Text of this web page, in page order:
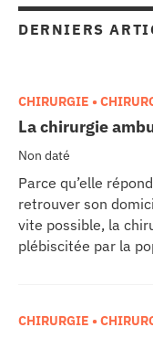
au CHU
& patrimoine
écologique
DERNIERS
La chirurgie
Non daté
CHIRURGIE •
• MODERNISATION
Parce qu’elle
retrouver son
vite possible, la
plébiscitée par la
à Metz a ouvert en
CHIRURGIE •